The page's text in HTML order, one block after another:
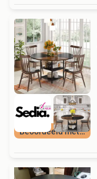
Beoordeeld met 9+